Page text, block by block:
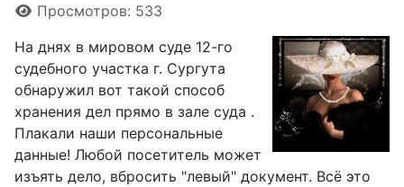
Просмотров: 533
На днях в мировом суде 12-го
судебного участка г. Сургута
обнаружил вот такой способ
хранения дел прямо в зале суда .
Плакали наши персональные
данные! Любой посетитель может
изъять дело, вбросить "левый" документ. Всё это